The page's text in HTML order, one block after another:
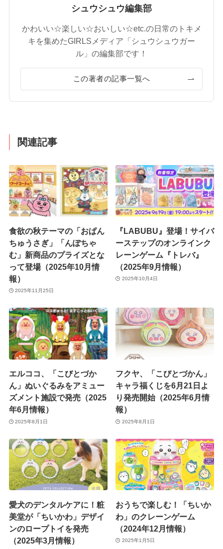
シュウシュウ編集部
かわいい☆楽しい☆おいしい☆etc.の日常のトキメ
キを集めたGIRLSメディア「シュウシュウガー
ル」の編集部です！
この著者の記事一覧へ
関連記事
食欲の秋テーマの「おぱん
ちゅうさぎ」「んぽちゃ
む」新商品のプライズとな
って登場（2025年10月情
報）
2025年11月25日
『LABUBU』登場！サイバ
ーステップのオンラインク
レーンゲーム『トレバ』
（2025年9月情報）
2025年10月4日
エルココ、「こびとづか
ん」ぬいぐるみをアミュー
ズメント施設で発売（2025
年6月情報）
2025年8月1日
フクヤ、「こびとづかん」
キャラ福くじを6月21日よ
り発売開始（2025年6月情
報）
2025年8月1日
愛犬のデンタルケアに！粧
美堂が「ちいかわ」デザイ
ンのロープトイを発売
（2025年3月情報）
おうちで楽しむ！「ちいか
わ」のクレーンゲーム
（2024年12月情報）
2025年1月5日